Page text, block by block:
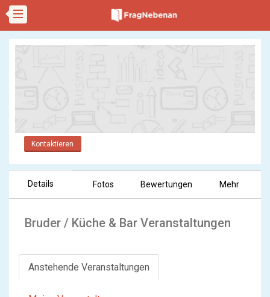
Kontaktieren
Details Fotos Bewertungen Mehr
Bruder / Küche & Bar Veranstaltungen
Anstehende Veranstaltungen